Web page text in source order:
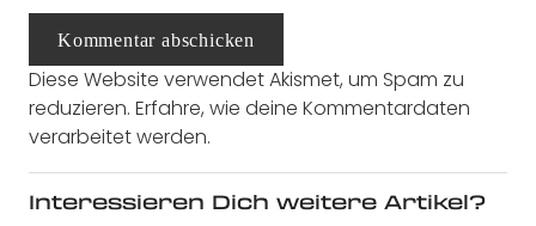
Kommentar abschicken
Diese Website verwendet Akismet, um Spam zu
reduzieren. Erfahre, wie deine Kommentardaten
verarbeitet werden.
Interessieren Dich weitere Artikel?